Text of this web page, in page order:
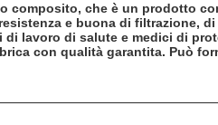
composito, che è un prodotto
e buona di filtrazione,
lavoro di salute e medici di
con qualità garantita. Può